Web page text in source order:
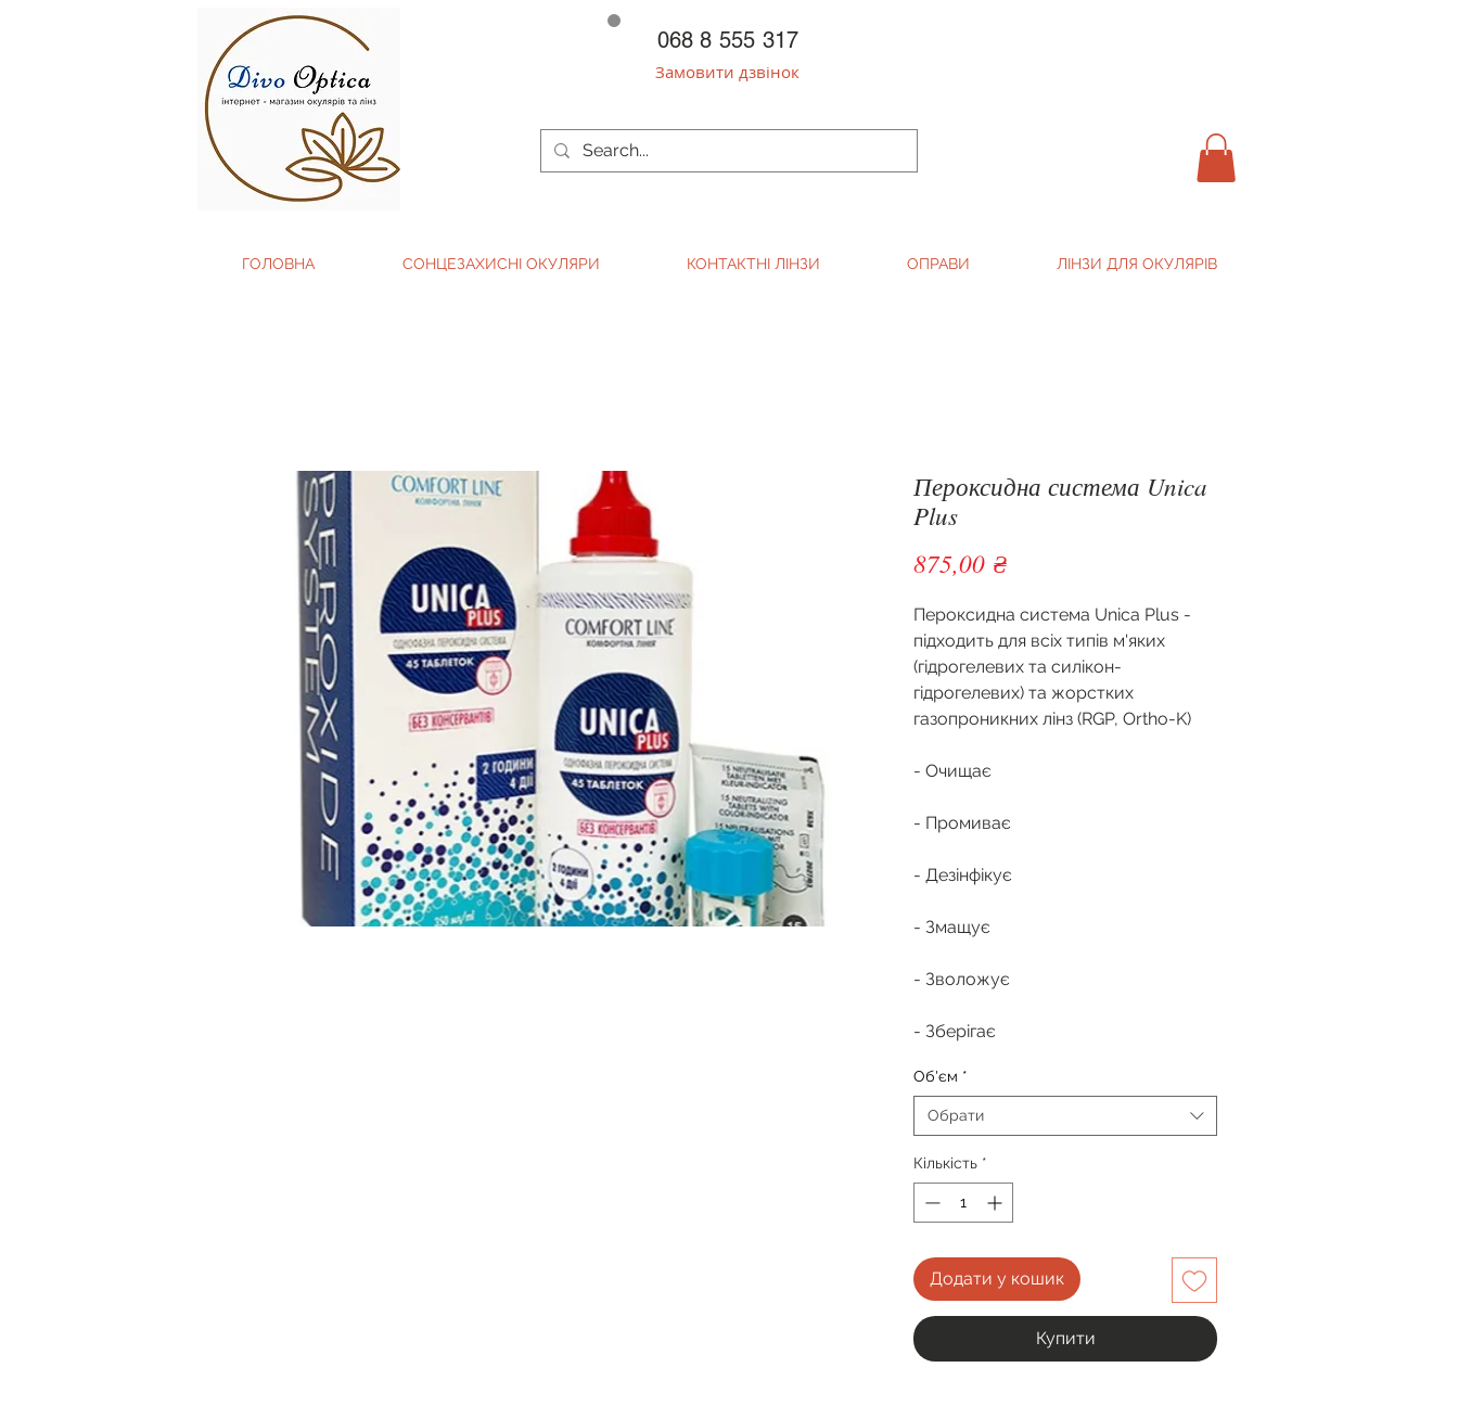
068 8 555 317
Замовити дзвінок
ГОЛОВНА СОНЦЕЗАХИСНІ ОКУЛЯРИ КОНТАКТНІ ЛІНЗИ ОПРАВИ ЛІНЗИ ДЛЯ ОКУЛЯРІВ
Пероксидна система Unica
Plus
875,00 ₴Ціна
Пероксидна система Unica Plus -
підходить для всіх типів м'яких
(гідрогелевих та силікон-
гідрогелевих) та жорстких
газопроникних лінз (RGP, Ortho-K)
- Очищає
- Промиває
- Дезінфікує
- Змащує
- Зволожує
- Зберігає
Об'єм *
Обрати
Кількість *
Додати у кошик
Купити